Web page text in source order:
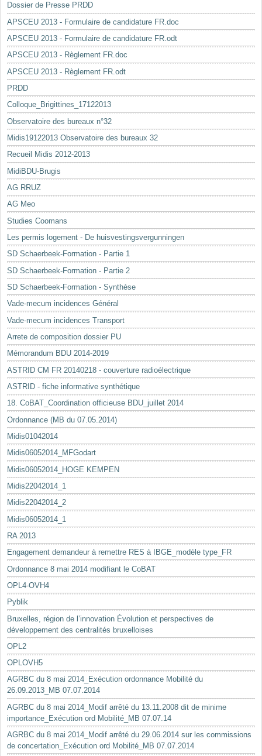
Dossier de Presse PRDD
APSCEU 2013 - Formulaire de candidature FR.doc
APSCEU 2013 - Formulaire de candidature FR.odt
APSCEU 2013 - Règlement FR.doc
APSCEU 2013 - Règlement FR.odt
PRDD
Colloque_Brigittines_17122013
Observatoire des bureaux n°32
Midis19122013 Observatoire des bureaux 32
Recueil Midis 2012-2013
MidiBDU-Brugis
AG RRUZ
AG Meo
Studies Coomans
Les permis logement - De huisvestingsvergunningen
SD Schaerbeek-Formation - Partie 1
SD Schaerbeek-Formation - Partie 2
SD Schaerbeek-Formation - Synthèse
Vade-mecum incidences Général
Vade-mecum incidences Transport
Arrete de composition dossier PU
Mémorandum BDU 2014-2019
ASTRID CM FR 20140218 - couverture radioélectrique
ASTRID - fiche informative synthétique
18. CoBAT_Coordination officieuse BDU_juillet 2014
Ordonnance (MB du 07.05.2014)
Midis01042014
Midis06052014_MFGodart
Midis06052014_HOGE KEMPEN
Midis22042014_1
Midis22042014_2
Midis06052014_1
RA 2013
Engagement demandeur à remettre RES à IBGE_modèle type_FR
Ordonnance 8 mai 2014 modifiant le CoBAT
OPL4-OVH4
Pyblik
Bruxelles, région de l’innovation Évolution et perspectives de
développement des centralités bruxelloises
OPL2
OPLOVH5
AGRBC du 8 mai 2014_Exécution ordonnance Mobilité du
26.09.2013_MB 07.07.2014
AGRBC du 8 mai 2014_Modif arrêté du 13.11.2008 dit de minime
importance_Exécution ord Mobilité_MB 07.07.14
AGRBC du 8 mai 2014_Modif arrêté du 29.06.2014 sur les commissions
de concertation_Exécution ord Mobilité_MB 07.07.2014